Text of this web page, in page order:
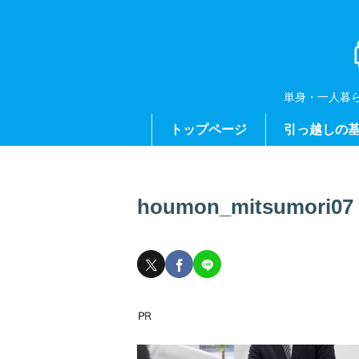
単身・一人暮
トップページ 引っ越しの
houmon_mitsumori07